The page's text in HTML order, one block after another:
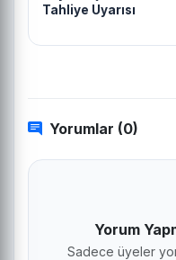
Tahliye Uyarısı
Yorumlar (0)
Yorum
Sadece üyeler